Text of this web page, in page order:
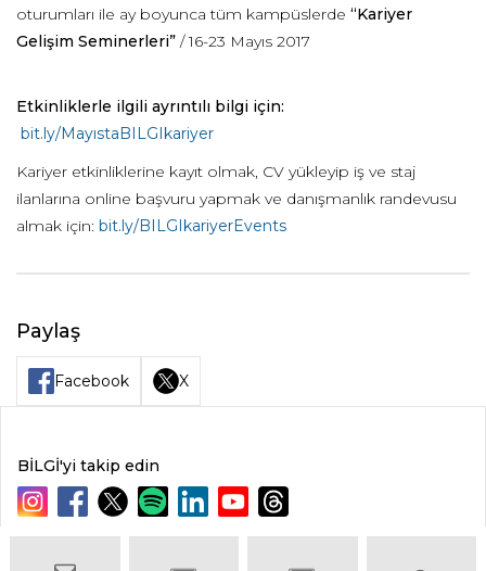
oturumları ile ay boyunca tüm kampüslerde “Kariyer
Gelişim Seminerleri” / 16-23 Mayıs 2017
Etkinliklerle ilgili ayrıntılı bilgi için:
bit.ly/MayıstaBILGIkariyer
Kariyer etkinliklerine kayıt olmak, CV yükleyip iş ve staj
ilanlarına online başvuru yapmak ve danışmanlık randevusu
almak için: bit.ly/BILGIkariyerEvents
Paylaş
Facebook X
BİLGİ'yi takip edin